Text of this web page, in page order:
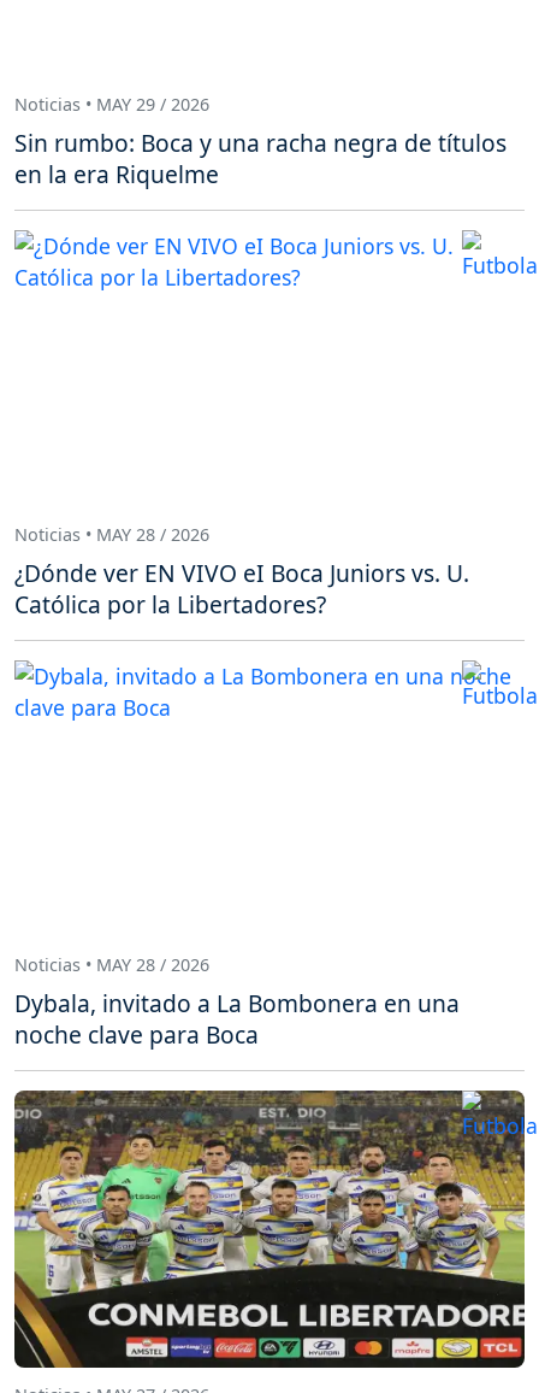
Noticias • MAY 29 / 2026
Sin rumbo: Boca y una racha negra de títulos
en la era Riquelme
Noticias • MAY 28 / 2026
¿Dónde ver EN VIVO eI Boca Juniors vs. U.
Católica por la Libertadores?
Noticias • MAY 28 / 2026
Dybala, invitado a La Bombonera en una
noche clave para Boca